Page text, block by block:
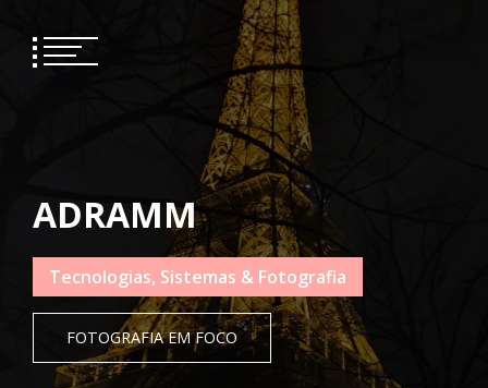
content
ADRAMM
Tecnologias, Sistemas & Fotografia
FOTOGRAFIA EM FOCO